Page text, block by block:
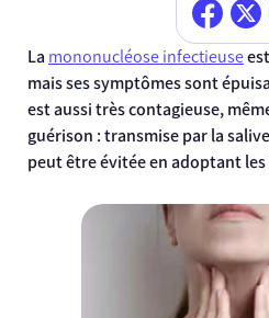
La mononucléose infectieuse
mais ses symptômes sont
est aussi très contagieuse,
guérison : transmise par la
peut être évitée en adoptant les